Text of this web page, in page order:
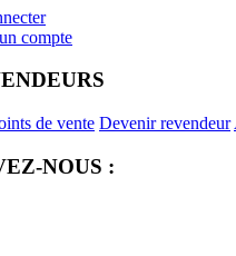
compte
de vente Devenir revendeur
NOUS :